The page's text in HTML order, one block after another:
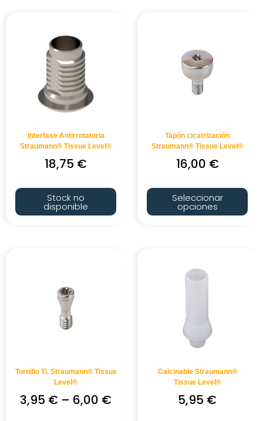
Interfase Antirrotatoria
Straumann® Tissue Level®
18,75 €
Stock no
disponible
Tapón cicatrización
Straumann® Tissue Level®
16,00 €
Seleccionar
opciones
Tornillo Ti. Straumann® Tissue
Level®
3,95 € – 6,00 €
Calcinable Straumann®
Tissue Level®
5,95 €